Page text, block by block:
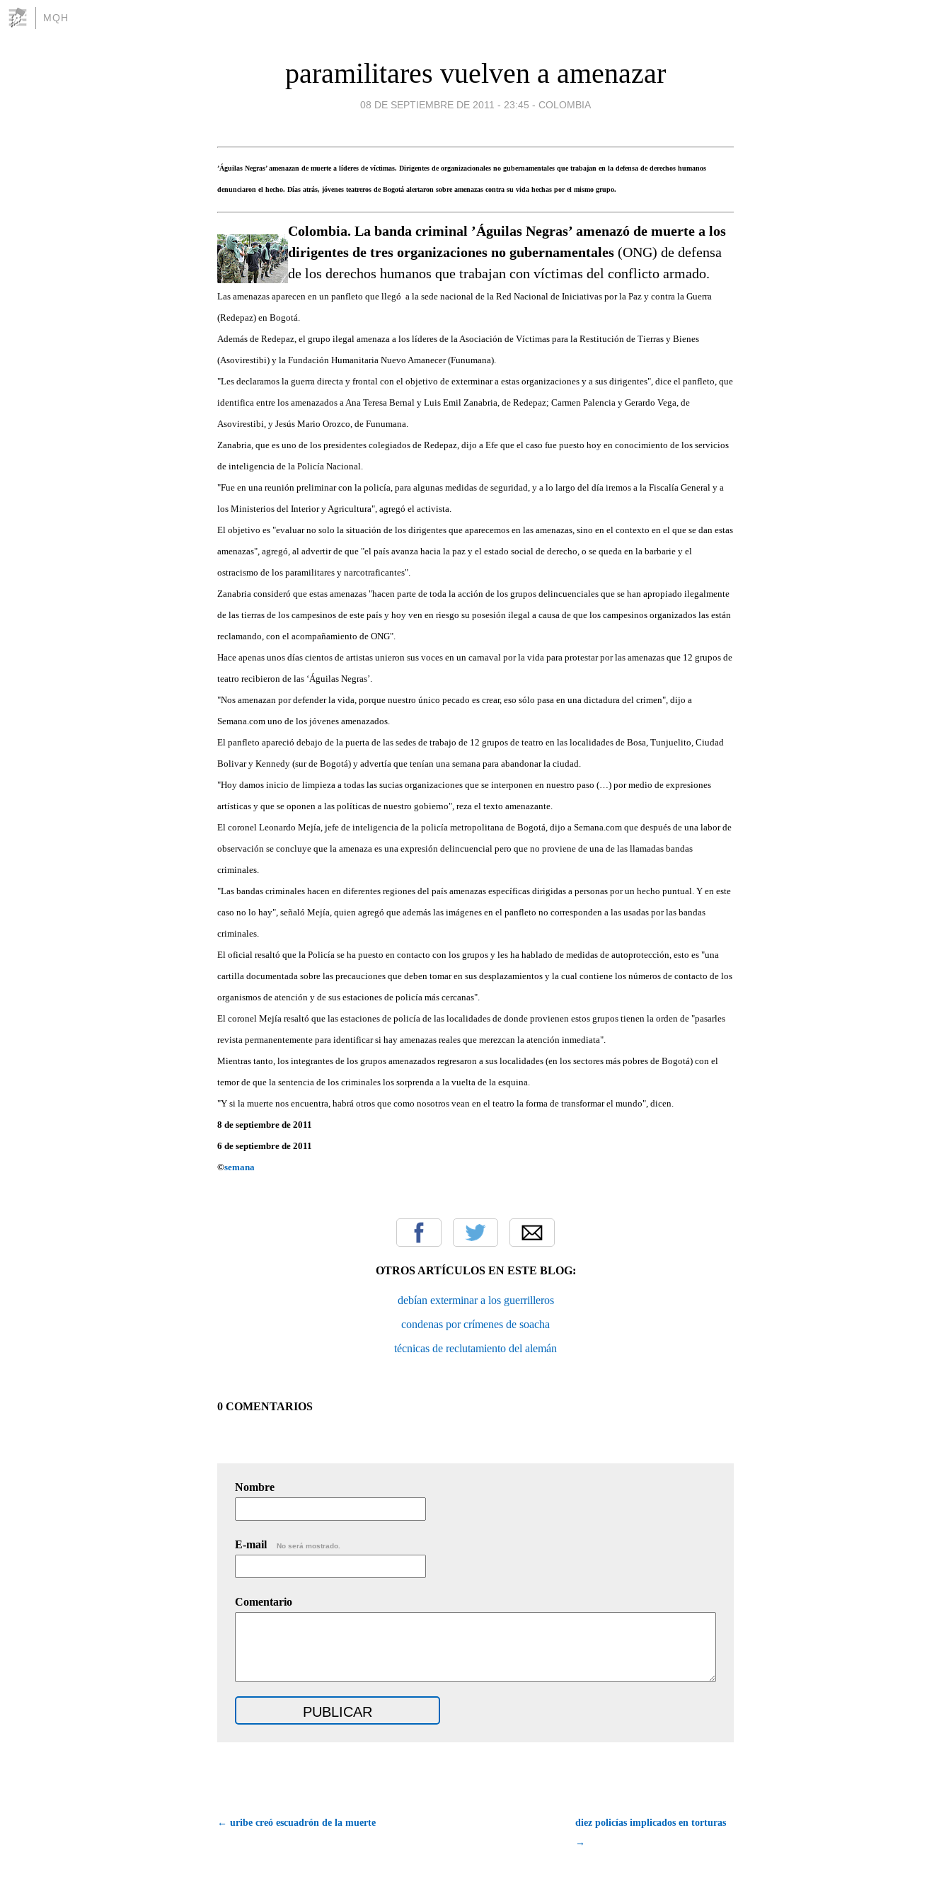
MQH
paramilitares vuelven a amenazar
08 DE SEPTIEMBRE DE 2011 - 23:45 - COLOMBIA
’Águilas Negras’ amenazan de muerte a líderes de víctimas. Dirigentes de organizacionales no gubernamentales que trabajan en la defensa de derechos humanos
denunciaron el hecho. Días atrás, jóvenes teatreros de Bogotá alertaron sobre amenazas contra su vida hechas por el mismo grupo.
Colombia. La banda criminal ’Águilas Negras’ amenazó de muerte a los
dirigentes de tres organizaciones no gubernamentales (ONG) de defensa
de los derechos humanos que trabajan con víctimas del conflicto armado.
Las amenazas aparecen en un panfleto que llegó a la sede nacional de la Red Nacional de Iniciativas por la Paz y contra la Guerra
(Redepaz) en Bogotá.
Además de Redepaz, el grupo ilegal amenaza a los líderes de la Asociación de Víctimas para la Restitución de Tierras y Bienes
(Asovirestibi) y la Fundación Humanitaria Nuevo Amanecer (Funumana).
"Les declaramos la guerra directa y frontal con el objetivo de exterminar a estas organizaciones y a sus dirigentes", dice el panfleto, que
identifica entre los amenazados a Ana Teresa Bernal y Luis Emil Zanabria, de Redepaz; Carmen Palencia y Gerardo Vega, de
Asovirestibi, y Jesús Mario Orozco, de Funumana.
Zanabria, que es uno de los presidentes colegiados de Redepaz, dijo a Efe que el caso fue puesto hoy en conocimiento de los servicios
de inteligencia de la Policía Nacional.
"Fue en una reunión preliminar con la policía, para algunas medidas de seguridad, y a lo largo del día iremos a la Fiscalía General y a
los Ministerios del Interior y Agricultura", agregó el activista.
El objetivo es "evaluar no solo la situación de los dirigentes que aparecemos en las amenazas, sino en el contexto en el que se dan estas
amenazas", agregó, al advertir de que "el país avanza hacia la paz y el estado social de derecho, o se queda en la barbarie y el
ostracismo de los paramilitares y narcotraficantes".
Zanabria consideró que estas amenazas "hacen parte de toda la acción de los grupos delincuenciales que se han apropiado ilegalmente
de las tierras de los campesinos de este país y hoy ven en riesgo su posesión ilegal a causa de que los campesinos organizados las están
reclamando, con el acompañamiento de ONG".
Hace apenas unos días cientos de artistas unieron sus voces en un carnaval por la vida para protestar por las amenazas que 12 grupos de
teatro recibieron de las ‘Águilas Negras’.
"Nos amenazan por defender la vida, porque nuestro único pecado es crear, eso sólo pasa en una dictadura del crimen", dijo a
Semana.com uno de los jóvenes amenazados.
El panfleto apareció debajo de la puerta de las sedes de trabajo de 12 grupos de teatro en las localidades de Bosa, Tunjuelito, Ciudad
Bolivar y Kennedy (sur de Bogotá) y advertía que tenían una semana para abandonar la ciudad.
"Hoy damos inicio de limpieza a todas las sucias organizaciones que se interponen en nuestro paso (…) por medio de expresiones
artísticas y que se oponen a las políticas de nuestro gobierno", reza el texto amenazante.
El coronel Leonardo Mejía, jefe de inteligencia de la policía metropolitana de Bogotá, dijo a Semana.com que después de una labor de
observación se concluye que la amenaza es una expresión delincuencial pero que no proviene de una de las llamadas bandas
criminales.
"Las bandas criminales hacen en diferentes regiones del país amenazas específicas dirigidas a personas por un hecho puntual. Y en este
caso no lo hay", señaló Mejía, quien agregó que además las imágenes en el panfleto no corresponden a las usadas por las bandas
criminales.
El oficial resaltó que la Policía se ha puesto en contacto con los grupos y les ha hablado de medidas de autoprotección, esto es "una
cartilla documentada sobre las precauciones que deben tomar en sus desplazamientos y la cual contiene los números de contacto de los
organismos de atención y de sus estaciones de policía más cercanas".
El coronel Mejía resaltó que las estaciones de policía de las localidades de donde provienen estos grupos tienen la orden de "pasarles
revista permanentemente para identificar si hay amenazas reales que merezcan la atención inmediata".
Mientras tanto, los integrantes de los grupos amenazados regresaron a sus localidades (en los sectores más pobres de Bogotá) con el
temor de que la sentencia de los criminales los sorprenda a la vuelta de la esquina.
"Y si la muerte nos encuentra, habrá otros que como nosotros vean en el teatro la forma de transformar el mundo", dicen.
8 de septiembre de 2011
6 de septiembre de 2011
©semana
OTROS ARTÍCULOS EN ESTE BLOG:
debían exterminar a los guerrilleros
condenas por crímenes de soacha
técnicas de reclutamiento del alemán
0 COMENTARIOS
Nombre
E-mail No será mostrado.
Comentario
← uribe creó escuadrón de la muerte
diez policías implicados en torturas
→